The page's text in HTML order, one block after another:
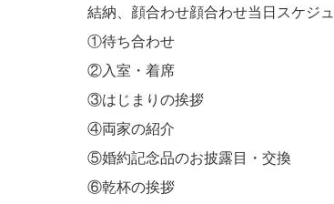
結納、顔合わせ顔合わせ当日スケジ
①待ち合わせ
②入室・着席
③はじまりの挨拶
④両家の紹介
⑤婚約記念品のお披露目・交換
⑥乾杯の挨拶